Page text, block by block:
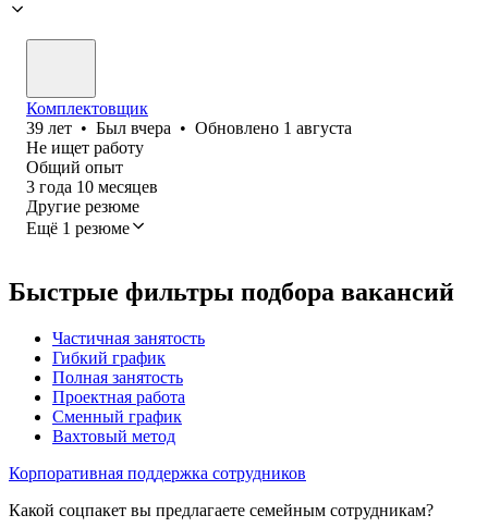
Комплектовщик
39 лет • Был вчера • Обновлено 1 августа
Не ищет работу
Общий опыт
3 года 10 месяцев
Другие резюме
Ещё 1 резюме
Быстрые фильтры подбора вакансий
Частичная занятость
Гибкий график
Полная занятость
Проектная работа
Сменный график
Вахтовый метод
Корпоративная поддержка сотрудников
Какой соцпакет вы предлагаете семейным сотрудникам?